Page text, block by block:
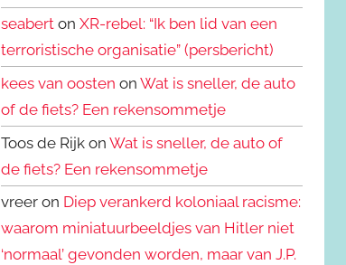
seabert onXR-rebel: “Ik ben lid van een
terroristische organisatie” (persbericht)
kees van oosten onWat is sneller, de auto
of de fiets? Een rekensommetje
Toos de Rijk onWat is sneller, de auto of
de fiets? Een rekensommetje
vreer on Diep verankerd koloniaal racisme:
waarom miniatuurbeeldjes van Hitler niet
‘normaal’ gevonden worden, maar van J.P.